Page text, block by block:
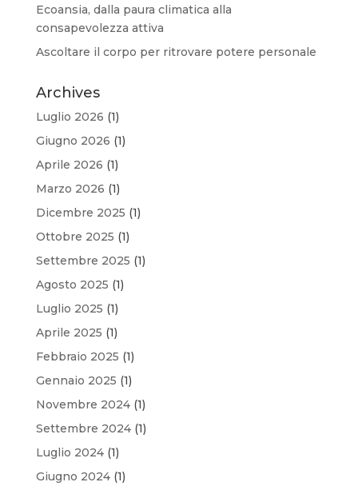
Ecoansia, dalla paura climatica alla
consapevolezza attiva
Ascoltare il corpo per ritrovare potere personale
Archives
Luglio 2026 (1)
Giugno 2026 (1)
Aprile 2026 (1)
Marzo 2026 (1)
Dicembre 2025 (1)
Ottobre 2025 (1)
Settembre 2025 (1)
Agosto 2025 (1)
Luglio 2025 (1)
Aprile 2025 (1)
Febbraio 2025 (1)
Gennaio 2025 (1)
Novembre 2024(1)
Settembre 2024(1)
Luglio 2024(1)
Giugno 2024(1)